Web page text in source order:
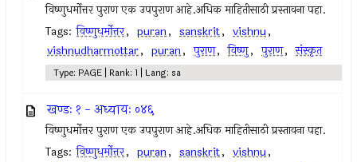
विष्णुधर्मोत्तर पुराण एक उपपुराण आहे.अधिक माहितीसाठी प्रस्तावना पहा.
Tags: विष्णुधर्मोत्तर, puran, sanskrit, vishnu,
vishnudharmottar, puran, पुराण, विष्णु, पुराण, संस्कृत
Type: PAGE | Rank: 1 | Lang: sa
खण्डः १ - अध्यायः ०४६
विष्णुधर्मोत्तर पुराण एक उपपुराण आहे.अधिक माहितीसाठी प्रस्तावना पहा.
Tags: विष्णुधर्मोत्तर, puran, sanskrit, vishnu,